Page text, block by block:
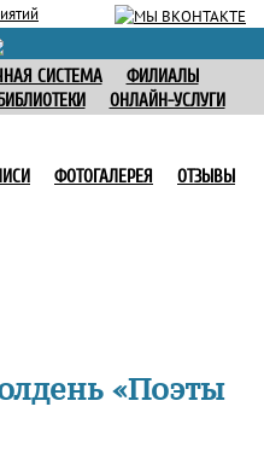
СИСТЕМА
ФИЛИАЛЫ
ОНЛАЙН-УСЛУГИ
ФОТОГАЛЕРЕЯ
ОТЗЫВЫ
«Поэты